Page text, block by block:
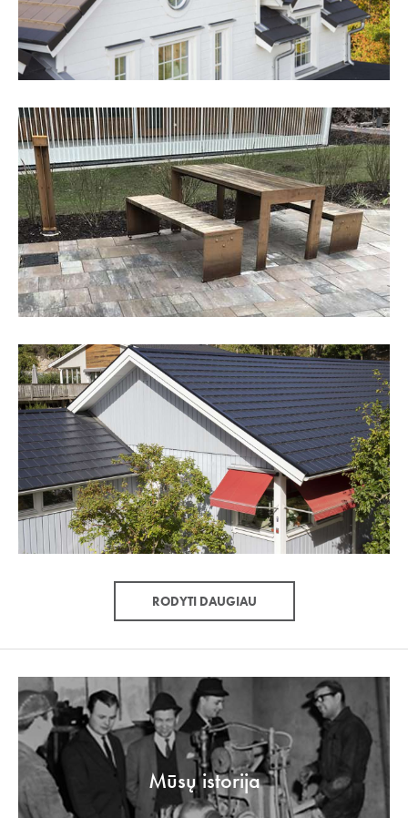
RODYTI DAUGIAU
Mūsų istorija